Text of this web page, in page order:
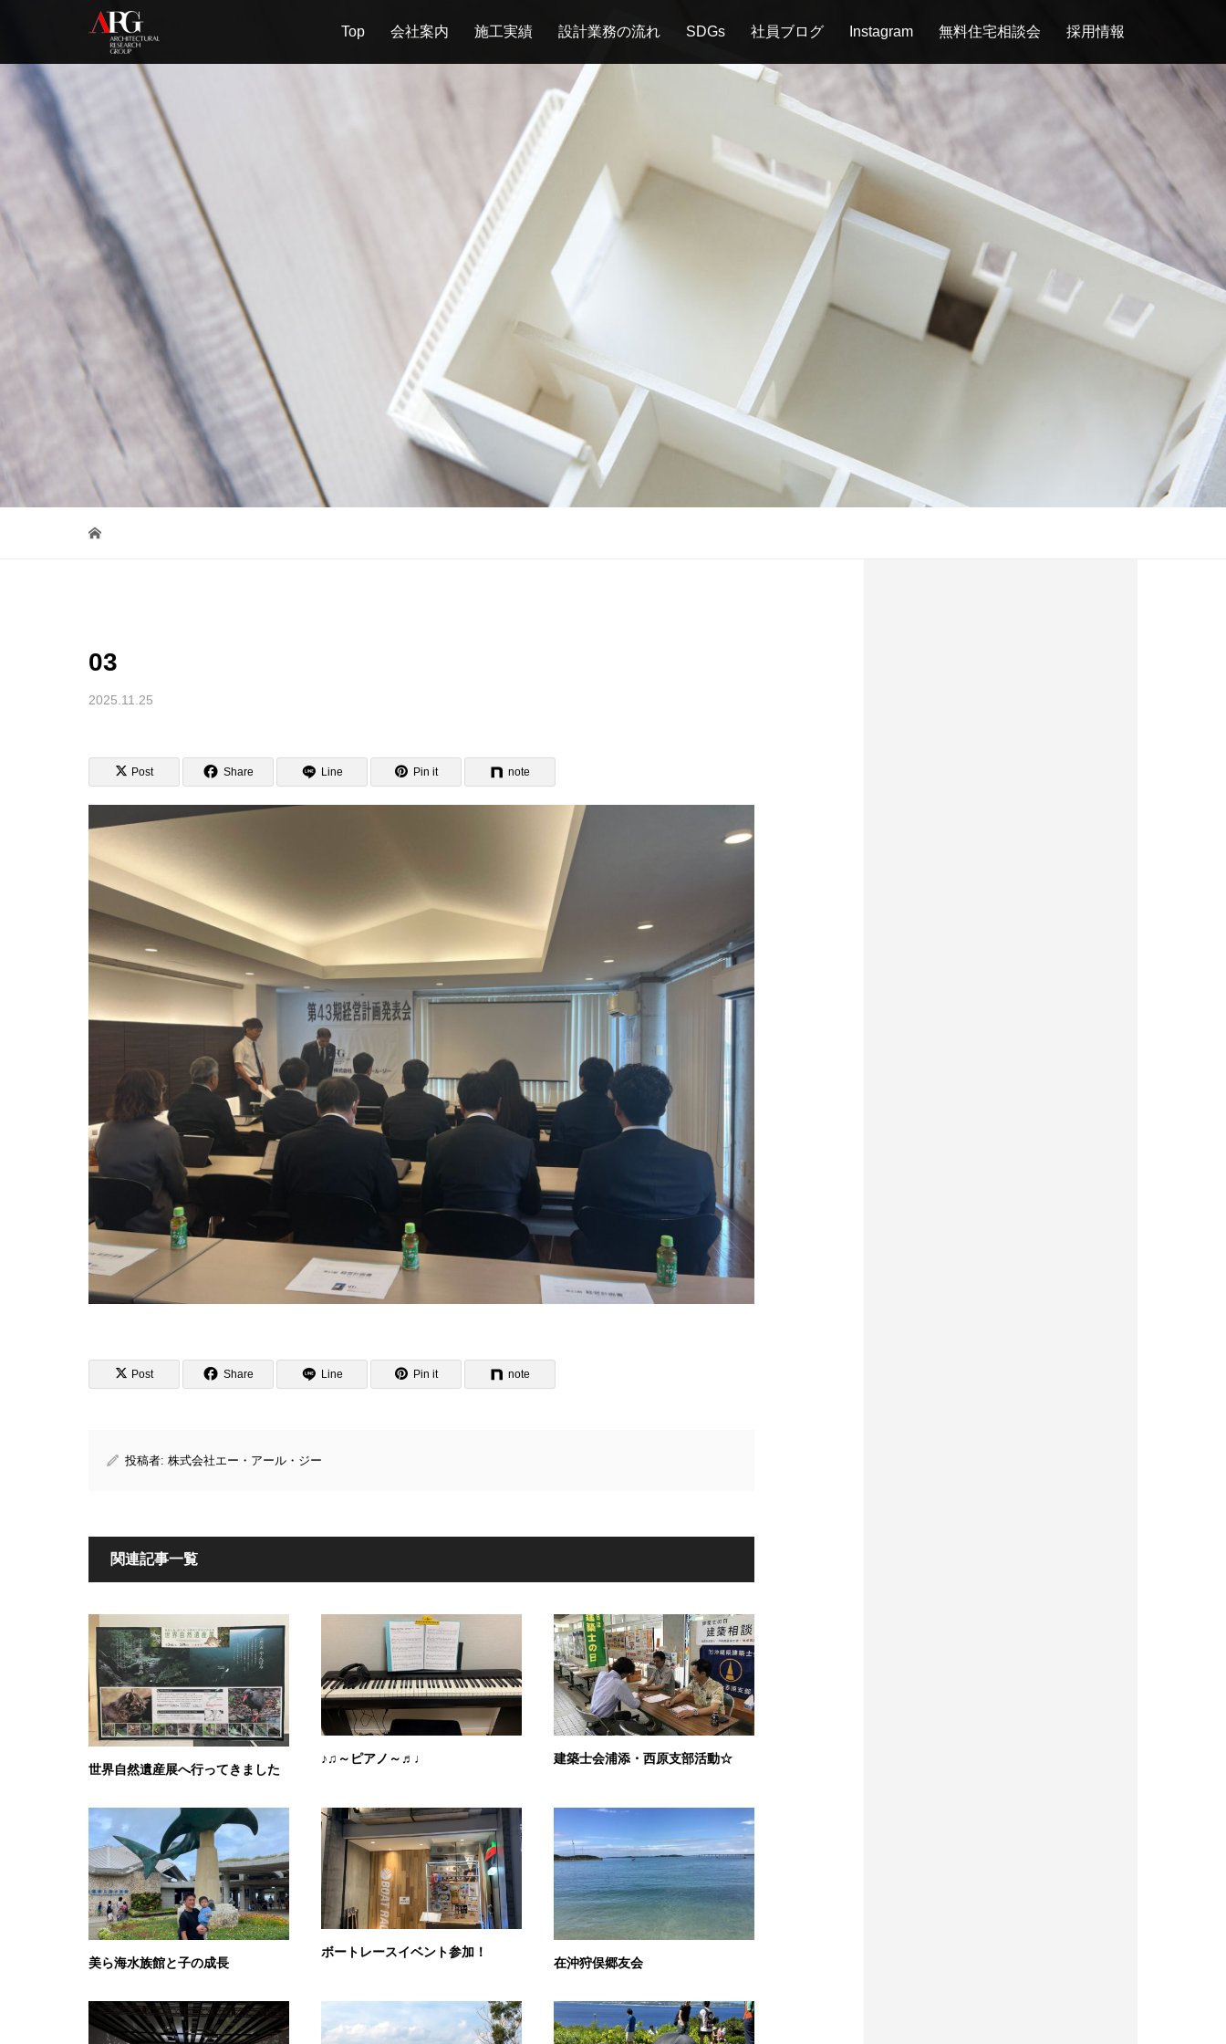
Top 会社案内 施工実績 設計業務の流れ SDGs 社員ブログ Instagram 無料住宅相談会 採用情報
03
2025.11.25
Post Share Line Pin it note
Post Share Line Pin it note
投稿者: 株式会社エー・アール・ジー
関連記事一覧
世界自然遺産展へ行ってきました
♪♫～ピアノ～♬♩ 建築士会浦添・西原支部活動☆
美ら海水族館と子の成長
ボートレースイベント参加！
在沖狩俣郷友会